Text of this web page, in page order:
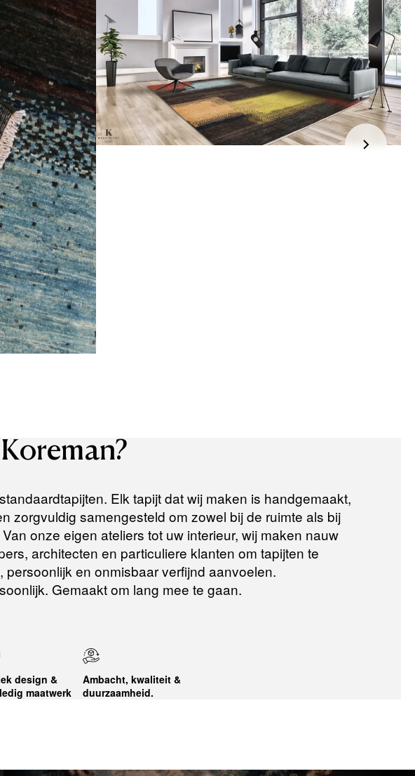
Het artikel wordt gratis bij u thuis geleverd. Wij streven ernaar uw
bestelling binnen
4 werkdagenbij u thuis te bezorgen.
Retourneren:
Het artikel wordt gratis bij u thuis geleverd. Mocht het niet passen en
u besluit het te retourneren, dan storten wij het aankoopbedrag zo
snel mogelijk terug, maar uiterlijkbinnen 14 dagen na herroeping.
Voor meer informatie kunt u terecht op:
Terugbetalingsbeleid
Koreman?
Elk tapijt dat wij maken is handgemaakt,
zorgvuldig samengesteld om zowel bij de ruimte als bij
onze eigen ateliers tot uw interieur, wij maken nauw
architecten en particuliere klanten om tapijten te
persoonlijk en onmisbaar verfijnd aanvoelen.
Gemaakt om lang mee te gaan.
design &
maatwerk
Ambacht, kwaliteit &
duurzaamheid.